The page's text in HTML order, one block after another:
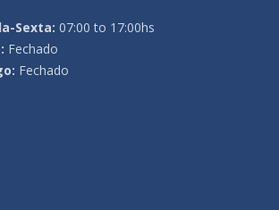
Sexta: 07:00 to 17:00hs
Fechado
Fechado